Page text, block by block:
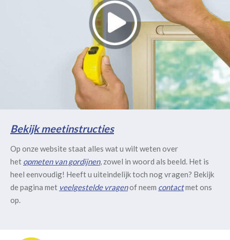
Bekijk meetinstructies
Op onze website staat alles wat u wilt weten over
het opmeten van gordijnen, zowel in woord als beeld. Het is
heel eenvoudig! Heeft u uiteindelijk toch nog vragen? Bekijk
de pagina met veelgestelde vragenof neem contactmet ons
op.